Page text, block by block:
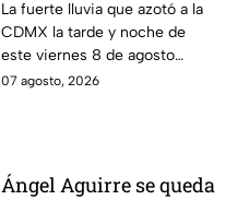
inundaciones en CDMX
HOY viernes 7 de
agosto
La fuerte lluvia que azotó a la
CDMX la tarde y noche de
este viernes 8 de agosto
provocó inundaciones y otras
07 agosto, 2026
Ángel Aguirre se queda